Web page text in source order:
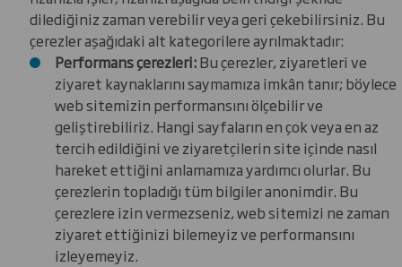
dilediğiniz zaman verebilir veya geri çekebilirsiniz. Bu
çerezler aşağıdaki alt kategorilere ayrılmaktadır:
Performans çerezleri:Bu çerezler, ziyaretleri ve
ziyaret kaynaklarını saymamıza imkân tanır; böylece
web sitemizin performansını ölçebilir ve
geliştirebiliriz. Hangi sayfaların en çok veya en az
tercih edildiğini ve ziyaretçilerin site içinde nasıl
hareket ettiğini anlamamıza yardımcı olurlar. Bu
çerezlerin topladığı tüm bilgiler anonimdir. Bu
çerezlere izin vermezseniz, web sitemizi ne zaman
ziyaret ettiğinizi bilemeyiz ve performansını
izleyemeyiz.